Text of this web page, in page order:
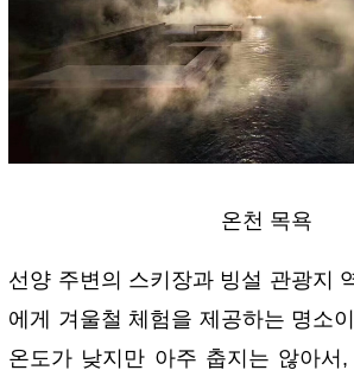
온천 목욕
선양 주변의 스키장과 빙설 관광지
에게 겨울철 체험을 제공하는 명소
온도가 낮지만 아주 춥지는 않아서